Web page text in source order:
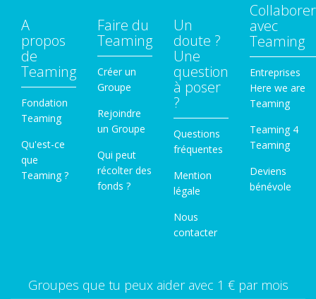
A
propos
de
Teaming
Fondation
Teaming
Qu'est-ce
que
Teaming ?
Faire du
Teaming
Créer un
Groupe
Rejoindre
un Groupe
Qui peut
récolter des
fonds ?
Un
doute ?
Une
question
à poser
?
Questions
fréquentes
Mention
légale
Nous
contacter
Collaborer
avec
Teaming
Entreprises
Here we are
Teaming
Teaming 4
Teaming
Deviens
bénévole
Groupes que tu peux aider avec 1 € par mois